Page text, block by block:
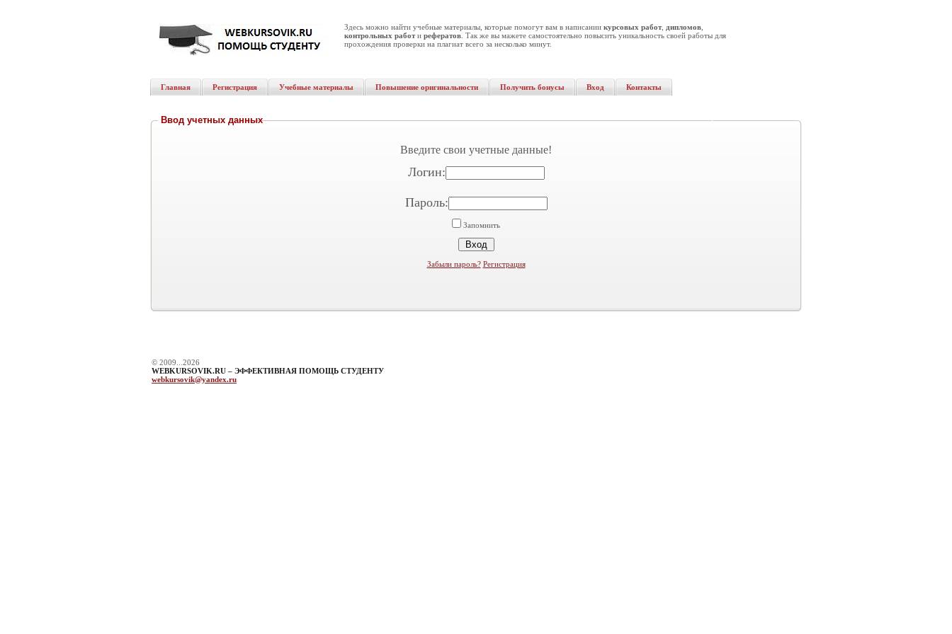
Здесь можно найти учебные материалы, которые помогут вам в написании курсовых работ, дипломов
контрольных работи рефератов . Так же вы мажете самостоятельно повысить уникальность своей работы для
прохождения проверки на плагиат всего за несколько минут.
Главная Регистрация Учебные материалы Повышение оригинальности Получить бонусы Вход Контакты
Ввод учетных данных
Введите свои учетные данные!
Логин:
Пароль:
Запомнить
Забыли пароль? Регистрация
© 2009...2026
WEBKURSOVIK.RU – ЭФФЕКТИВНАЯ ПОМОЩЬ СТУДЕНТУ
webkursovik@yandex.ru